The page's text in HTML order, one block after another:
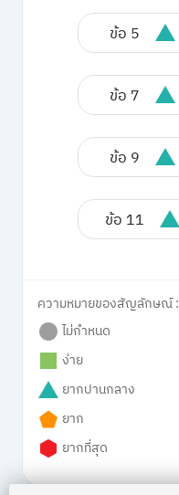
ข้อ 5
ข้อ 7
ข้อ 9
ข้อ 11
ความหมายของสัญลักษณ์ :
ไม่กำหนด
ง่าย
ยากปานกลาง
ยาก
ยากที่สุด